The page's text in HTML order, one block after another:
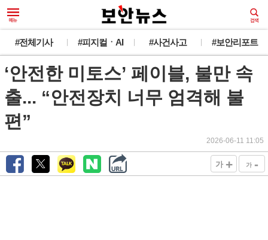
#전체기사 #피지컬ㆍAI #사건사고 #보안리포트
‘안전한 미토스’ 페이블, 불만 속
출... “안전장치 너무 엄격해 불
편”
2026-06-11 11:05
가 + 가 -